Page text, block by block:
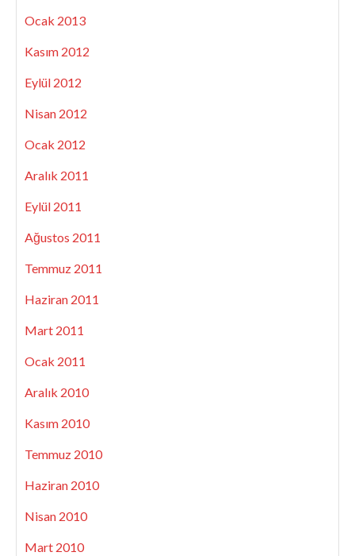
Ocak 2013
Kasım 2012
Eylül 2012
Nisan 2012
Ocak 2012
Aralık 2011
Eylül 2011
Ağustos 2011
Temmuz 2011
Haziran 2011
Mart 2011
Ocak 2011
Aralık 2010
Kasım 2010
Temmuz 2010
Haziran 2010
Nisan 2010
Mart 2010